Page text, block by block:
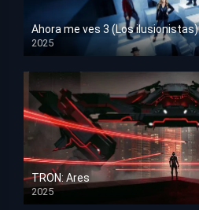
Ahora me ves 3 (Los ilusionistas)
2025
HD 1080p
TRON: Ares
2025
HD 1080p